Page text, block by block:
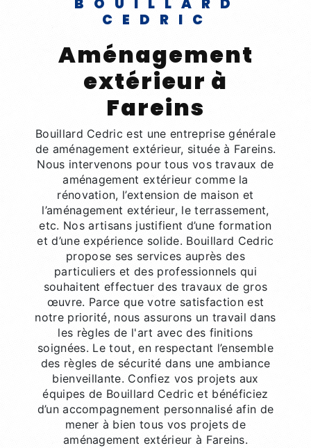
BOUILLARD
CEDRIC
aménagement
extérieur à
Fareins
Bouillard Cedric est une entreprise générale
de aménagement extérieur, située à Fareins.
Nous intervenons pour tous vos travaux de
aménagement extérieur comme la
rénovation, l’extension de maison et
l’aménagement extérieur, le terrassement,
etc. Nos artisans justifient d’une formation
et d’une expérience solide. Bouillard Cedric
propose ses services auprès des
particuliers et des professionnels qui
souhaitent effectuer des travaux de gros
œuvre. Parce que votre satisfaction est
notre priorité, nous assurons un travail dans
les règles de l'art avec des finitions
soignées. Le tout, en respectant l’ensemble
des règles de sécurité dans une ambiance
bienveillante. Confiez vos projets aux
équipes de Bouillard Cedric et bénéficiez
d’un accompagnement personnalisé afin de
mener à bien tous vos projets de
aménagement extérieur à Fareins.